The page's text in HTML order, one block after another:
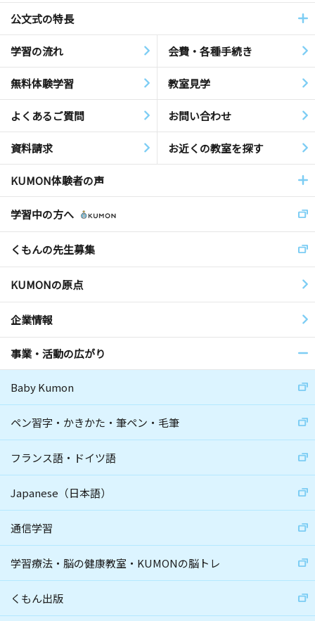
公文式の特長
学習の流れ 会費・各種手続き
無料体験学習 教室見学
よくあるご質問 お問い合わせ
資料請求 お近くの教室を探す
KUMON体験者の声
学習中の方へ
くもんの先生募集
KUMONの原点
企業情報
事業・活動の広がり
Baby Kumon
ペン習字・かきかた・筆ペン・毛筆
フランス語・ドイツ語
Japanese（日本語）
通信学習
学習療法・脳の健康教室・KUMONの脳トレ
くもん出版